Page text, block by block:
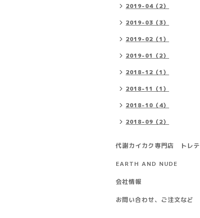
2019-04（2）
2019-03（3）
2019-02（1）
2019-01（2）
2018-12（1）
2018-11（1）
2018-10（4）
2018-09（2）
代謝カイカク専門店 トレテ
EARTH AND NUDE
会社情報
お問い合わせ、ご注文など